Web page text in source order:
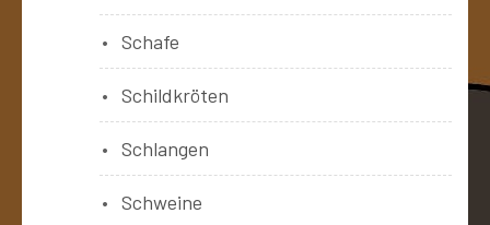
Schafe
Schildkröten
Schlangen
Schweine